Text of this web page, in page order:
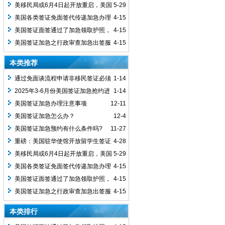
申请发放，预约可加急！ 5-29
美移民局或6月4日起开放重启，美国
签证加急预约持续接单中！
4-15
美国各类签证免面签代传递加急办理
全国受理
4-15
美国签证面签通过了加急领取护照，
最快24小时拿到
4-15
美国签证加急之行政审查加急出签服
务
本类推荐
1-14
通过免面谈流程申请非移民签证必须
先预约
1-14
2025年3-6月份美国签证加急抢约进
行中
12-11
美国签证加急办理注意事项
12-4
美国签证加急怎么办？
11-27
​美国签证加急预约有什么条件吗?
4-28
重磅：美国驻华使馆开放留学生签证
申请发放，预约可加急！
5-29
美移民局或6月4日起开放重启，美国
签证加急预约持续接单中！
4-15
美国各类签证免面签代传递加急办理
全国受理
4-15
美国签证面签通过了加急领取护照，
最快24小时拿到
4-15
美国签证加急之行政审查加急出签服
务
本类排行